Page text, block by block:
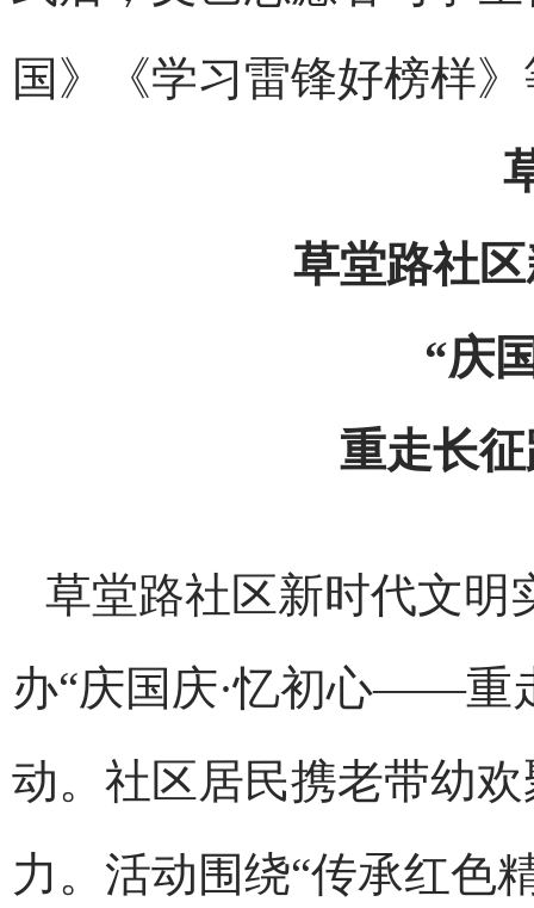
国》《学习雷锋好榜样
草堂路社
“庆
重走长
草堂路社区新时代文明
办“庆国庆·忆初心——重
动。社区居民携老带幼
力。活动围绕“传承红色